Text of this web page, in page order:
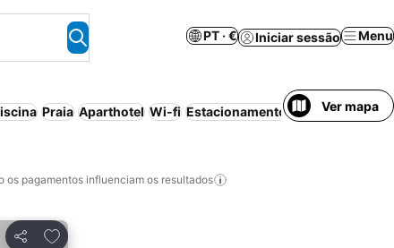
PT · € Iniciar sessão Menu
Praia Aparthotel Wi-fi Estacionamento Ar condicionado
Ver mapa
os pagamentos influenciam os resultados
Partilhar
Adicionar aos favoritos